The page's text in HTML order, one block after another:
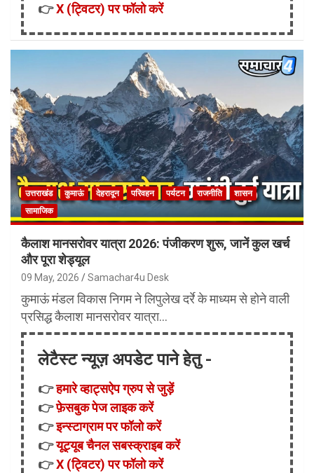
👉X (ट्विटर) पर फॉलो करें
उत्तराखंड कुमाऊं देहरादून परिवहन पर्यटन राजनीति
शासन
सामाजिक
कैलाश मानसरोवर यात्रा 2026: पंजीकरण शुरू, जानें कुल खर्च
और पूरा शेड्यूल
09 May, 2026 Samachar4u Desk
कुमाऊं मंडल विकास निगम ने लिपुलेख दर्रे के माध्यम से होने वाली
प्रसिद्ध कैलाश मानसरोवर यात्रा…
लेटैस्ट न्यूज़ अपडेट पाने हेतु -
👉हमारे व्हाट्सऐप ग्रुप से जुड़ें
👉फ़ेसबुक पेज लाइक करें
👉इन्स्टाग्राम पर फॉलो करें
👉यूट्यूब चैनल सबस्क्राइब करें
👉X (ट्विटर) पर फॉलो करें